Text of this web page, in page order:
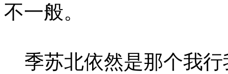
不一般。
季苏北依然是那个我行